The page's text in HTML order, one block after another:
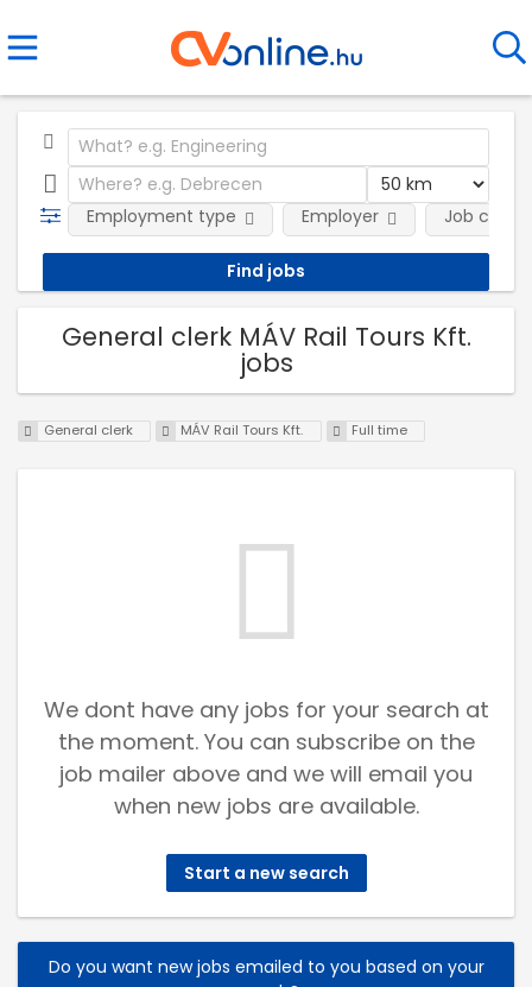
Employment type Employer Job
General clerk MÁV Rail Tours Kft.
jobs
General clerk MÁV Rail Tours Kft. Full time
We dont have any jobs for your search at
the moment. You can subscribe on the
job mailer above and we will email you
when new jobs are available.
Start a new search
Do you want new jobs emailed to you based on your